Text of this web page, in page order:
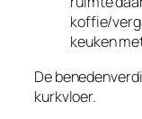
koffie/
keuken
De
kurkvloer.